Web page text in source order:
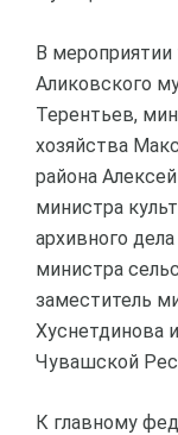
В мероприятии
Аликовского
Терентьев,
хозяйства
района
министра
архивного
министра
заместитель
Хуснетдинова
Чувашской
К главному